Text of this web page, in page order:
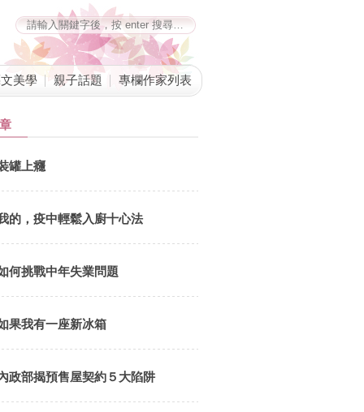
美學 親子話題 專欄作家列表
罐上癮
的，疫中輕鬆入廚十心法
何挑戰中年失業問題
果我有一座新冰箱
政部揭預售屋契約５大陷阱